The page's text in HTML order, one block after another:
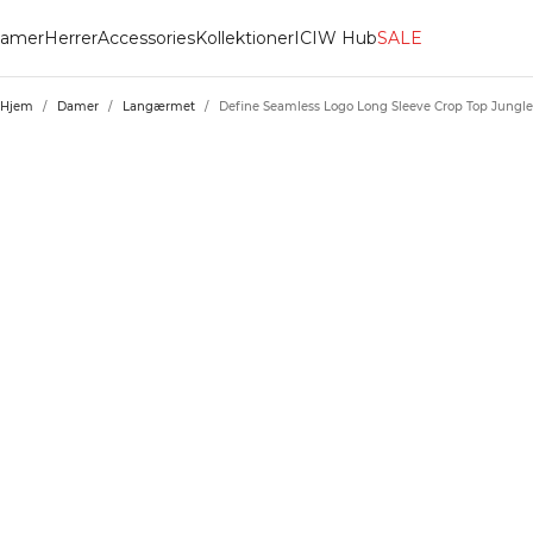
HerrerAccessoriesKollektionerICIW HubSALE
Hjem / Damer / Langærmet / Define Seamless Logo Long Sleeve Crop Top